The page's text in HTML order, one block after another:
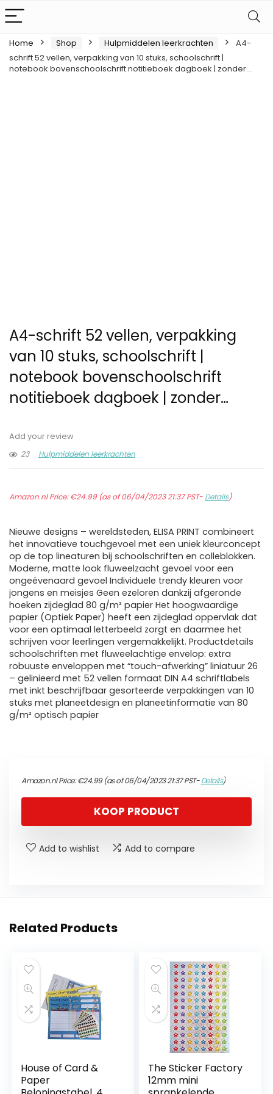
Home Shop Hulpmiddelen leerkrachten
A4-
schrift 52 vellen, verpakking van 10 stuks, schoolschrift |
notebook bovenschoolschrift notitieboek dagboek | zonder…
A4-schrift 52 vellen, verpakking
van 10 stuks, schoolschrift |
notebook bovenschoolschrift
notitieboek dagboek | zonder…
Add your review
23
Hulpmiddelen leerkrachten
Amazon.nl Price:€24.99(as of 06/04/2023 21:37 PST- Details)
Nieuwe designs – wereldsteden, ELISA PRINT combineert
het innovatieve touchgevoel met een uniek kleurconcept
op de top lineaturen bij schoolschriften en colleblokken.
Moderne, matte look fluweelzacht gevoel voor een
ongeëvenaard gevoel Individuele trendy kleuren voor
jongens en meisjes Geen ezeloren dankzij afgeronde
hoeken zijdeglad 80 g/m² papier Het hoogwaardige
papier (Optiek Paper) heeft een zijdeglad oppervlak dat
voor een optimaal letterbeeld zorgt en daarmee het
schrijven voor leerlingen vergemakkelijkt. Productdetails
schoolschriften met fluweelachtige envelop: extra
robuuste enveloppen met “touch-afwerking” liniatuur 26
– gelinieerd met 52 vellen formaat DIN A4 schriftlabels
met inkt beschrijfbaar gesorteerde verpakkingen van 10
stuks met planeetdesign en planeetinformatie van 80
g/m² optisch papier
Amazon.nl Price:€24.99(as of 06/04/2023 21:37 PST-Details)
KOOP PRODUCT
Add to wishlist Add to compare
Related Products
House of Card &
Paper
The Sticker Factory
12mm mini